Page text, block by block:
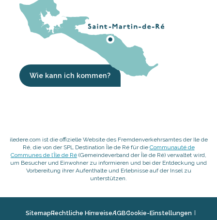
Wie kann ich kommen?
iledere.com ist die offizielle Website des Fremdenverkehrsamtes der Ile de
Ré, die von der SPL Destination Île de Ré für die Communauté de
Communes de l’Île de Ré (Gemeindeverband der Île de Ré) verwaltet wird,
um Besucher und Einwohner zu informieren und bei der Entdeckung und
Vorbereitung ihrer Aufenthalte und Erlebnisse auf der Insel zu
unterstützen.
SitemapRechtliche HinweiseAGBCookie-Einstellungen